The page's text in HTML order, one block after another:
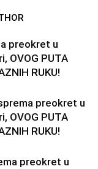
preokret u
OVOG PUTA
RUKU!
preokret u
OVOG PUTA
RUKU!
preokret u